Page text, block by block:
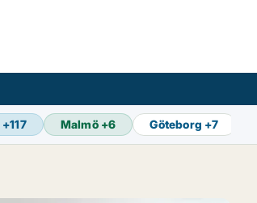
+117 Malmö+6 Göteborg +7